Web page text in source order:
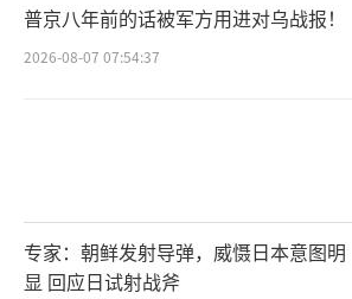
普京八年前的话被军方用进对乌战报！
2026-08-07 07:54:37
专家：朝鲜发射导弹，威慑日本意图明
显 回应日试射战斧